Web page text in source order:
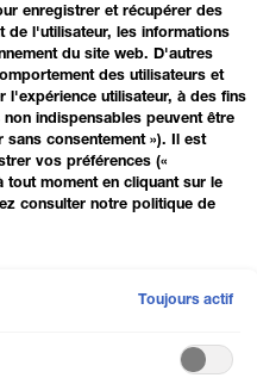
ESSAYER MAINTENANT
fond de teint poudre hybride
pour un fini mat avec
de teint poudre assurent
enregistrer et récupérer des
de l'utilisateur, les informations
du site web. D'autres
des utilisateurs et
l'expérience utilisateur, à des fins
indispensables peuvent être
sans consentement »). Il est
vos préférences («
moment en cliquant sur le
consulter notre politique de
Toujours actif